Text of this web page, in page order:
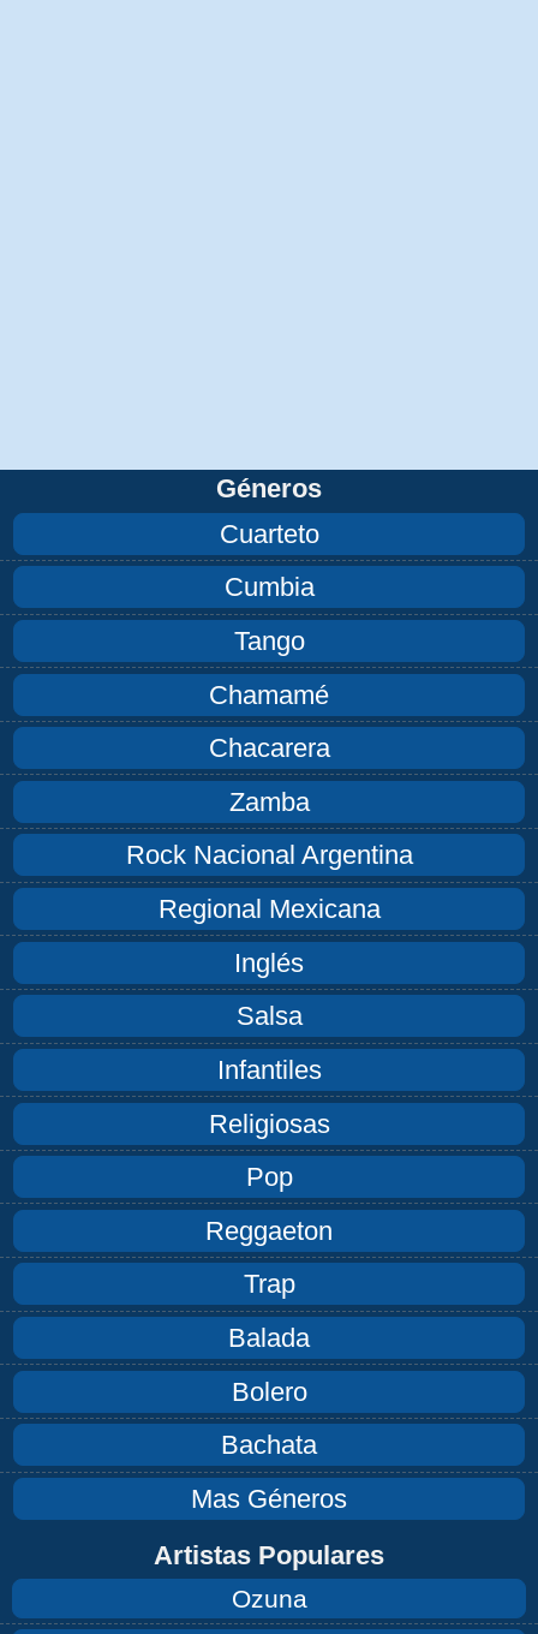
Géneros
Cuarteto
Cumbia
Tango
Chamamé
Chacarera
Zamba
Rock Nacional Argentina
Regional Mexicana
Inglés
Salsa
Infantiles
Religiosas
Pop
Reggaeton
Trap
Balada
Bolero
Bachata
Mas Géneros
Artistas Populares
Ozuna